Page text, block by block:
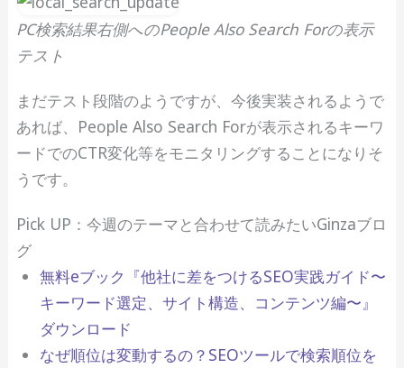
PC検索結果右側へのPeople Also Search Forの表示
テスト
まだテスト段階のようですが、今後実装されるようで
あれば、People Also Search Forが表示されるキーワ
ードでのCTR変化等をモニタリングすることになりそ
うです。
Pick UP：今週のテーマと合わせて読みたいGinzaブロ
グ
無料eブック『他社に差をつけるSEO実践ガイド 〜
キーワード選定、サイト構造、コンテンツ編〜』
ダウンロード
なぜ順位は変動するの？SEOツールで検索順位を